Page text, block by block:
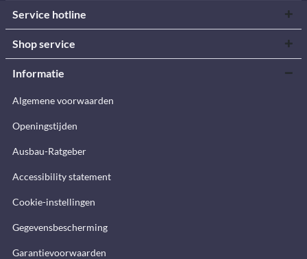
Service hotline
Shop service
Informatie
Algemene voorwaarden
Openingstijden
Ausbau-Ratgeber
Accessibility statement
Cookie-instellingen
Gegevensbescherming
Garantievoorwaarden